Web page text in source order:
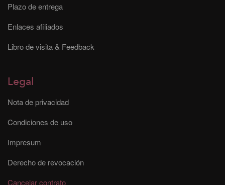
Plazo de entrega
Enlaces afiliados
Libro de visita & Feedback
Legal
Nota de privacidad
Condiciones de uso
Impresum
Derecho de revocación
Cancelar contrato